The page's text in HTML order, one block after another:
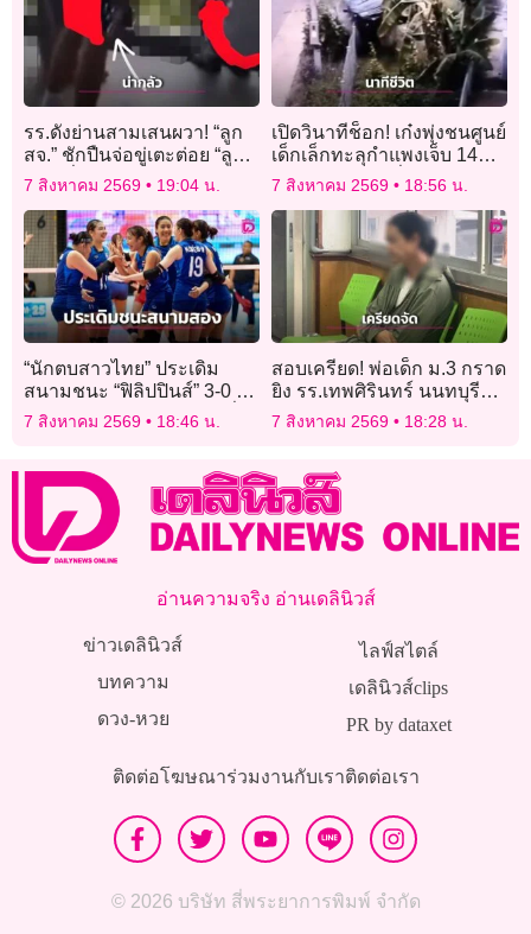
รร.ดังย่านสามเสนผวา! “ลูก
สจ.” ชักปืนจ่อขู่เตะต่อย “ลูก
ครู” เพื่อนร้องลั่น “ระวังปืน
7 สิงหาคม 2569 19:04 น.
เปิดวินาทีช็อก! เก๋งพุ่งชนศูนย์
เด็กเล็กทะลุกำแพงเจ็บ 14
ราย ตรวจเจอ “ฉี่สีม่วง-พก
7 สิงหาคม 2569 18:56 น.
“นักตบสาวไทย” ประเดิม
สนามชนะ “ฟิลิปปินส์” 3-0 ศึก
“ซีวี คัพ 2026” สนามสองที่
7 สิงหาคม 2569 18:46 น.
สอบเครียด! พ่อเด็ก ม.3 กราด
ยิง รร.เทพศิรินทร์ นนทบุรี
ปิดปากเงียบ ไร้เผชิญหน้า
7 สิงหาคม 2569 18:28 น.
อ่านความจริง อ่านเดลินิวส์
ข่าวเดลินิวส์
บทความ
ดวง-หวย
ไลฟ์สไตล์
เดลินิวส์clips
PR by dataxet
ติดต่อโฆษณาร่วมงานกับเราติดต่อเรา
© 2026 บริษัท สี่พระยาการพิมพ์ จำกัด